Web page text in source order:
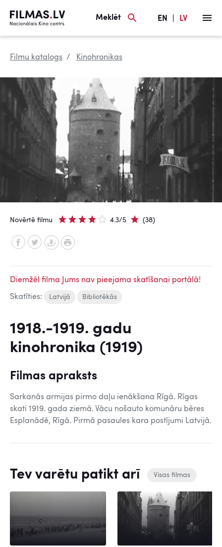
Meklēt EN LV
Filmu katalogs Kinohronikas
Novērtē filmu 4.3/5 (38)
Diemžēl filma Jums nav pieejama skatīšanai portālā!
Skatīties: Latvijā Bibliotēkās
1918.-1919. gadu
kinohronika (1919)
Filmas apraksts
Sarkanās armijas pirmo daļu ienākšana Rīgā. Rīgas
skati 1919. gada ziemā. Vācu nošauto komunāru bēres
Esplanādē, Rīgā. Pirmā pasaules kara postījumi Latvijā.
Tev varētu patikt arī Visas filmas